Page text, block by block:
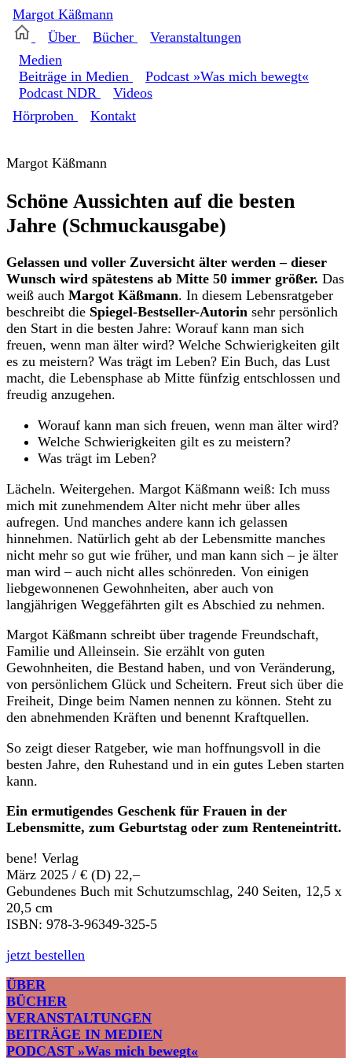
Margot Käßmann
Über
Bücher
Veranstaltungen
Medien
Beiträge in Medien
Podcast »Was mich bewegt«
Podcast NDR
Videos
Hörproben
Kontakt
Margot Käßmann
Schöne Aussichten auf die besten
Jahre (Schmuckausgabe)
Gelassen und voller Zuversicht älter werden – dieser
Wunsch wird spätestens ab Mitte 50 immer größer. Das
weiß auch Margot Käßmann. In diesem Lebensratgeber
beschreibt die Spiegel-Bestseller-Autorin sehr persönlich
den Start in die besten Jahre: Worauf kann man sich
freuen, wenn man älter wird? Welche Schwierigkeiten gilt
es zu meistern? Was trägt im Leben? Ein Buch, das Lust
macht, die Lebensphase ab Mitte fünfzig entschlossen und
freudig anzugehen.
Worauf kann man sich freuen, wenn man älter wird?
Welche Schwierigkeiten gilt es zu meistern?
Was trägt im Leben?
Lächeln. Weitergehen. Margot Käßmann weiß: Ich muss
mich mit zunehmendem Alter nicht mehr über alles
aufregen. Und manches andere kann ich gelassen
hinnehmen. Natürlich geht ab der Lebensmitte manches
nicht mehr so gut wie früher, und man kann sich – je älter
man wird – auch nicht alles schönreden. Von einigen
liebgewonnenen Gewohnheiten, aber auch von
langjährigen Weggefährten gilt es Abschied zu nehmen.
Margot Käßmann schreibt über tragende Freundschaft,
Familie und Alleinsein. Sie erzählt von guten
Gewohnheiten, die Bestand haben, und von Veränderung,
von persönlichem Glück und Scheitern. Freut sich über die
Freiheit, Dinge beim Namen nennen zu können. Steht zu
den abnehmenden Kräften und benennt Kraftquellen.
So zeigt dieser Ratgeber, wie man hoffnungsvoll in die
besten Jahre, den Ruhestand und in ein gutes Leben starten
kann.
Ein ermutigendes Geschenk für Frauen in der
Lebensmitte, zum Geburtstag oder zum Renteneintritt.
bene! Verlag
März 2025 / € (D) 22,–
Gebundenes Buch mit Schutzumschlag, 240 Seiten, 12,5 x
20,5 cm
ISBN: 978-3-96349-325-5
jetzt bestellen
ÜBER
BÜCHER
VERANSTALTUNGEN
BEITRÄGE IN MEDIEN
PODCAST »Was mich bewegt«